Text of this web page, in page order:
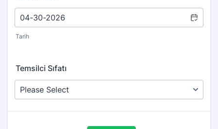
Tarih
Temsilci Sıfatı